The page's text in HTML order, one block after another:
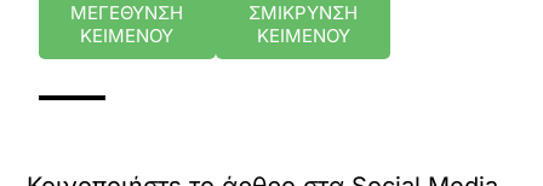
ΜΕΓΕΘΥΝΣΗ
ΚΕΙΜΕΝΟΥ
ΣΜΙΚΡΥΝΣΗ
ΚΕΙΜΕΝΟΥ